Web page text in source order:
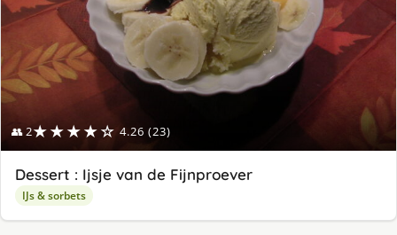
👥 2★★★★☆ 4.26 (23)
Dessert : Ijsje van de Fijnproever
IJs & sorbets